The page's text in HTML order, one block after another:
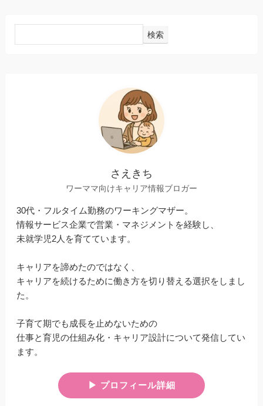
検索
さえきち
ワーママ向けキャリア情報ブロガー
30代・フルタイム勤務のワーキングマザー。
情報サービス企業で営業・マネジメントを経験し、
未就学児2人を育てています。
キャリアを諦めたのではなく、
キャリアを続けるために働き方を切り替える選択をしまし
た。
子育て期でも成長を止めないための
仕事と育児の仕組み化・キャリア設計について発信してい
ます。
▶︎ プロフィール詳細